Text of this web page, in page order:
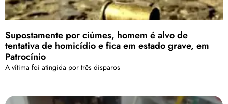
Supostamente por ciúmes, homem é alvo de
tentativa de homicídio e fica em estado grave, em
Patrocínio
A vítima foi atingida por três disparos